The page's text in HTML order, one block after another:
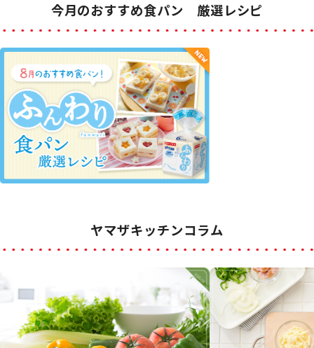
今月のおすすめ食パン 厳選レシピ
ヤマザキッチンコラム